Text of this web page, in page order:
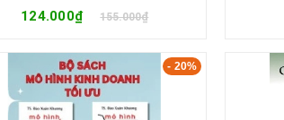
124.000₫ 155.000₫
- 20%